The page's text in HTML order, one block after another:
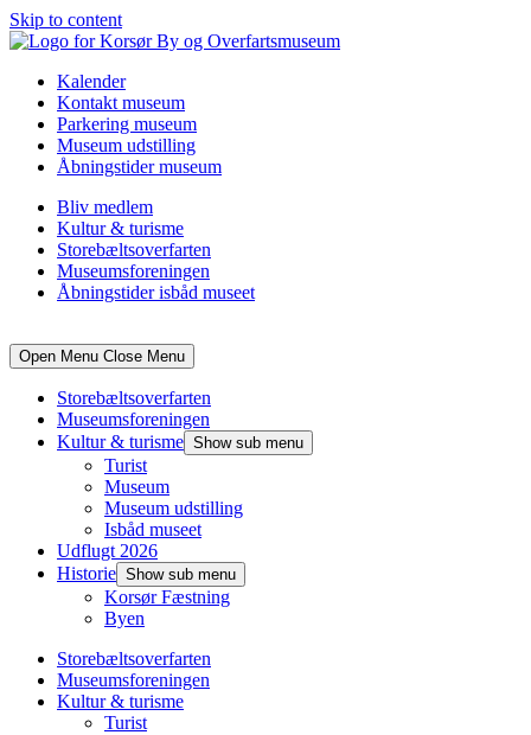
Skip to content
Kalender
Kontakt museum
Parkering museum
Museum udstilling
Åbningstider museum
Bliv medlem
Kultur & turisme
Storebæltsoverfarten
Museumsforeningen
Åbningstider isbåd museet
Open Menu Close Menu
Storebæltsoverfarten
Museumsforeningen
Kultur & turisme Show sub menu
Turist
Museum
Museum udstilling
Isbåd museet
Udflugt 2026
Historie Show sub menu
Korsør Fæstning
Byen
Storebæltsoverfarten
Museumsforeningen
Kultur & turisme
Turist